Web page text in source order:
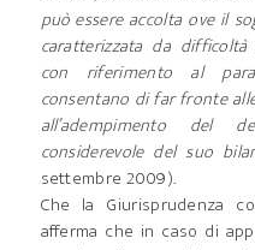
può essere accolta ove il
caratterizzata da
con riferimento al
consentano di far fronte
all’adempimento del
considerevole del suo
settembre 2009).
Che la Giurisprudenza
afferma che in caso di